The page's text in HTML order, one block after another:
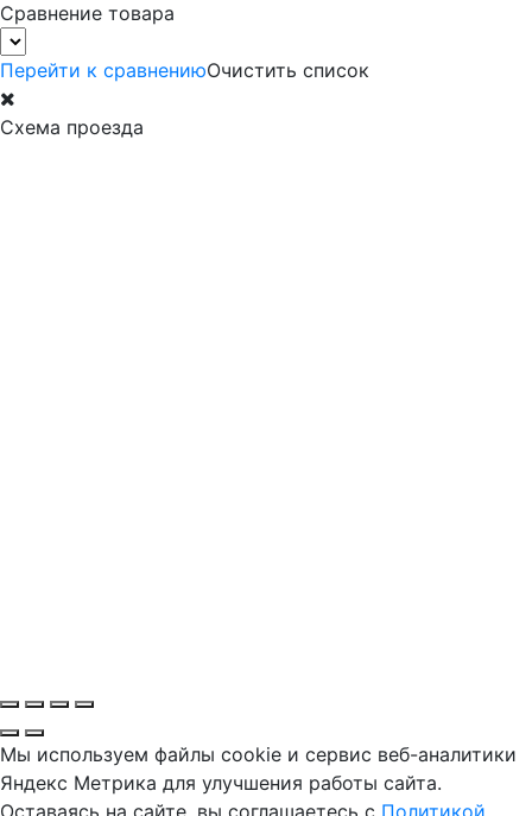
Сравнение товара
Перейти к сравнениюОчистить список
Схема проезда
Мы используем файлы cookie и сервис веб-аналитики
Яндекс Метрика для улучшения работы сайта.
Оставаясь на сайте, вы соглашаетесь с Политикой